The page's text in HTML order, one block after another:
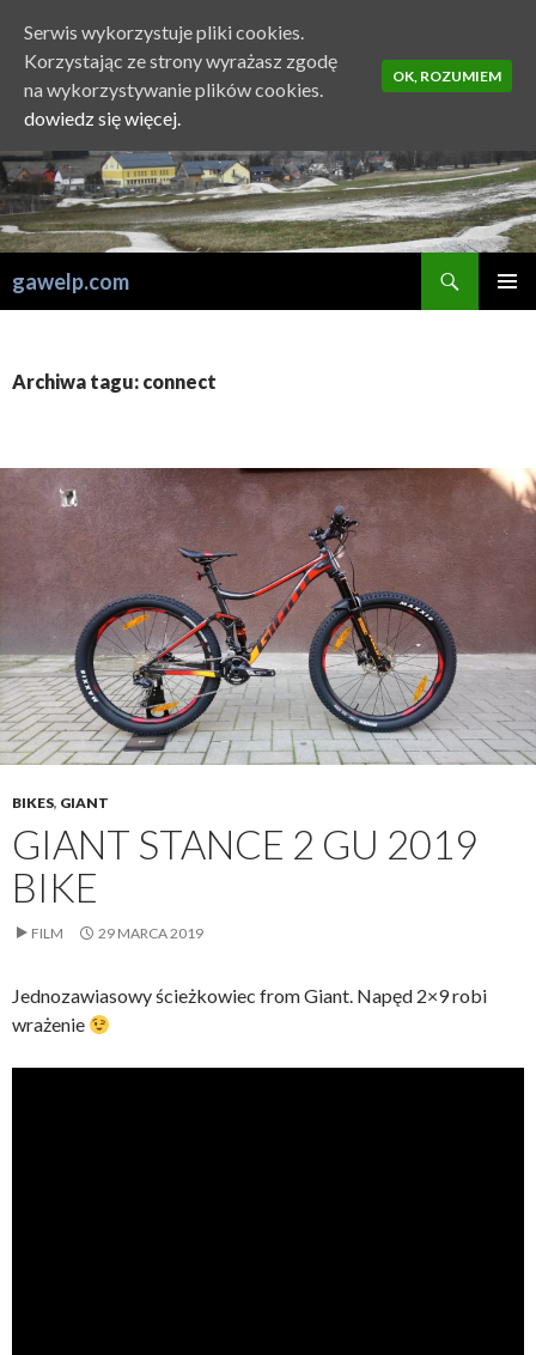
gawelp.com
Archiwa tagu: connect
BIKES, GIANT
GIANT STANCE 2 GU 2019
BIKE
FILM 29 MARCA 2019
Jednozawiasowy ścieżkowiec from Giant. Napęd 2×9 robi
wrażenie
Serwis wykorzystuje pliki cookies.
Korzystając ze strony wyrażasz zgodę
na wykorzystywanie plików cookies.
dowiedz się więcej.
OK, ROZUMIEM